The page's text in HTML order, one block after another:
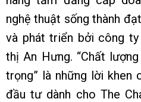
nghệ thuật sống thành
và phát triển bởi công
thị An Hưng. “Chất
trọng” là những lời khen
đầu tư dành cho The